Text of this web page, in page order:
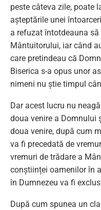
peste câteva zile, poate
așteptările unei
a refuzat întotdeauna
Mântuitorului, iar când
care pretindeau că
Biserica s-a opus unor
nimeni nu știe timpul
Dar acest lucru nu
doua venire a Domnului
doua venire, după cum
va fi precedată de
vremuri de trădare a
conștiinței oamenilor în
în Dumnezeu va fi
După cum spunea un